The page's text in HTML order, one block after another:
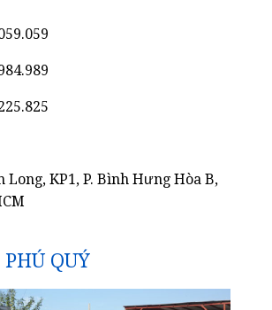
Long, KP1, P. Bình Hưng Hòa B,
QUÝ